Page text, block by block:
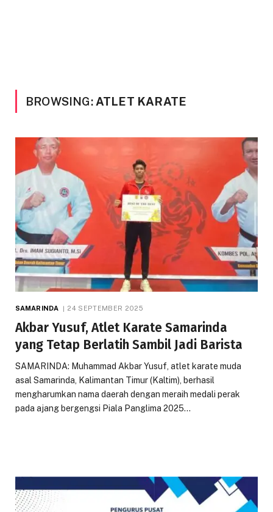
BROWSING: ATLET KARATE
SAMARINDA 24 SEPTEMBER 2025
Akbar Yusuf, Atlet Karate Samarinda
yang Tetap Berlatih Sambil Jadi Barista
SAMARINDA: Muhammad Akbar Yusuf, atlet karate muda
asal Samarinda, Kalimantan Timur (Kaltim), berhasil
mengharumkan nama daerah dengan meraih medali perak
pada ajang bergengsi Piala Panglima 2025…